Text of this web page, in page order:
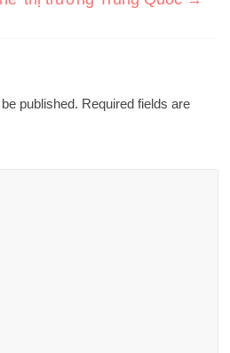
published. Required fields are